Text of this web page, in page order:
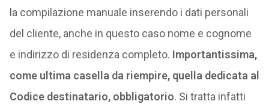
la compilazione manuale inserendo i dati personali
del cliente, anche in questo caso nome e cognome
e indirizzo di residenza completo. Importantissima,
come ultima casella da riempire, quella dedicata al
Codice destinatario, obbligatorio. Si tratta infatti